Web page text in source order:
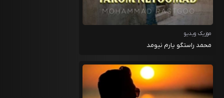
موزیک ویدیو
محمد راستگو یارم نیومد